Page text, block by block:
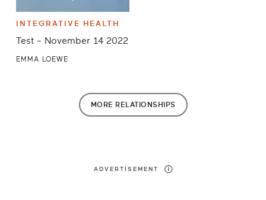
INTEGRATIVE HEALTH
Test - November 14 2022
EMMA LOEWE
MORE RELATIONSHIPS
ADVERTISEMENT